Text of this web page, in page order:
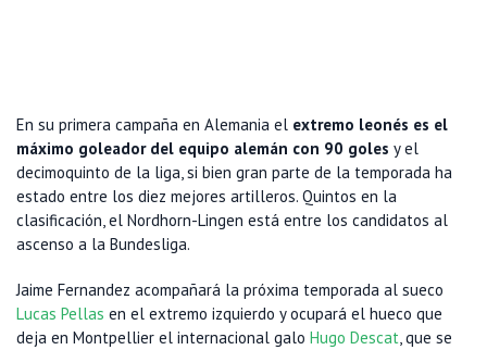
En su primera campaña en Alemania el extremo leonés es el
máximo goleador del equipo alemán con 90 goles y el
decimoquinto de la liga, si bien gran parte de la temporada ha
estado entre los diez mejores artilleros. Quintos en la
clasificación, el Nordhorn-Lingen está entre los candidatos al
ascenso a la Bundesliga.
Jaime Fernandez acompañará la próxima temporada al sueco
Lucas Pellas en el extremo izquierdo y ocupará el hueco que
deja en Montpellier el internacional galo Hugo Descat, que se